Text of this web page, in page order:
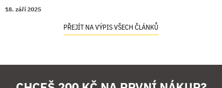
18. září 2025
PŘEJÍT NA VÝPIS VŠECH ČLÁNKŮ